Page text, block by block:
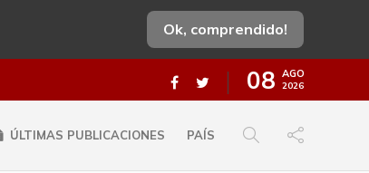
Ok, comprendido!
08 AGO
2026
ÚLTIMAS PUBLICACIONES PAÍS